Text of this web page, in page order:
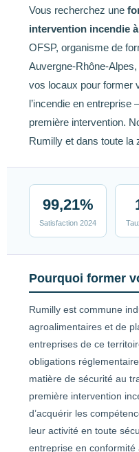
Vous recherchez une
intervention incendie
OFSP, organisme de
Auvergne-Rhône-
vos locaux pour former
l’incendie en
première intervention.
Rumilly et dans toute la
99,21%
Satisfaction 2024
Pourquoi former
Rumilly est commune
agroalimentaires et de
entreprises de ce
obligations
matière de sécurité au
première intervention
d’acquérir les
leur activité en toute
entreprise en conformité